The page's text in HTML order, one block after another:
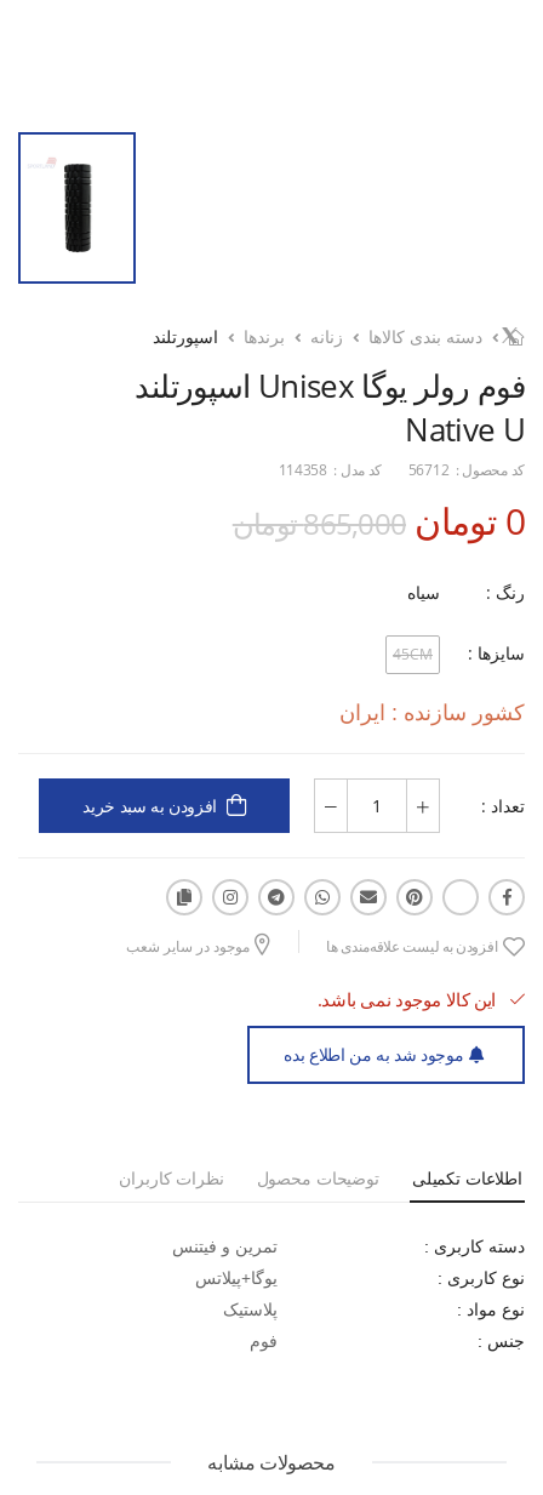
دسته بندی کالاها زنانه برندها اسپورتلند
فوم رولر یوگا Unisex اسپورتلند
Native U
کد محصول : 56712 کد مدل : 114358
0 تومان 865,000 تومان
رنگ : سیاه
سایزها : 45CM
کشور سازنده : ایران
تعداد : افزودن به سبد خرید
افزودن به لیست علاقه‌مندی ها موجود در سایر شعب
این کالا موجود نمی باشد.
موجود شد به من اطلاع بده
اطلاعات تکمیلی توضیحات محصول نظرات کاربران
دسته کاربری : تمرین و فیتنس
نوع کاربری : یوگا+پیلاتس
نوع مواد : پلاستیک
جنس : فوم
محصولات مشابه